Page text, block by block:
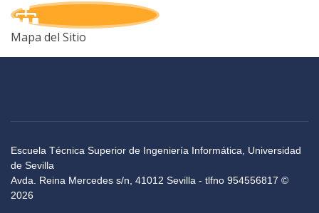
Mapa del Sitio
Escuela Técnica Superior de Ingeniería Informática, Universidad
de Sevilla
Avda. Reina Mercedes s/n, 41012 Sevilla - tlfno 954556817 ©
2026